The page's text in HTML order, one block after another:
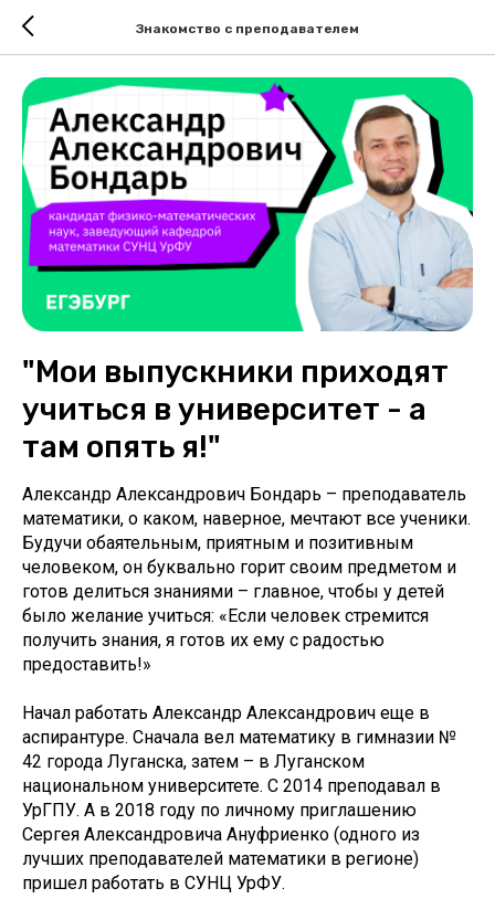
Знакомство с преподавателем
"Мои выпускники приходят
учиться в университет - а
там опять я!"
Александр Александрович Бондарь – преподаватель
математики, о каком, наверное, мечтают все ученики.
Будучи обаятельным, приятным и позитивным
человеком, он буквально горит своим предметом и
готов делиться знаниями – главное, чтобы у детей
было желание учиться: «Если человек стремится
получить знания, я готов их ему с радостью
предоставить!»
Начал работать Александр Александрович еще в
аспирантуре. Сначала вел математику в гимназии №
42 города Луганска, затем – в Луганском
национальном университете. С 2014 преподавал в
УрГПУ. А в 2018 году по личному приглашению
Сергея Александровича Ануфриенко (одного из
лучших преподавателей математики в регионе)
пришел работать в СУНЦ УрФУ.